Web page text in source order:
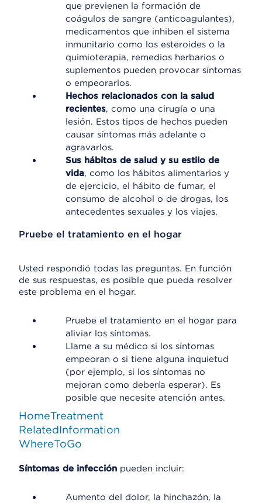
que previenen la formación de
coágulos de sangre (anticoagulantes),
medicamentos que inhiben el sistema
inmunitario como los esteroides o la
quimioterapia, remedios herbarios o
suplementos pueden provocar síntomas
o empeorarlos.
Hechos relacionados con la salud
recientes, como una cirugía o una
lesión. Estos tipos de hechos pueden
causar síntomas más adelante o
agravarlos.
Sus hábitos de salud y su estilo de
vida, como los hábitos alimentarios y
de ejercicio, el hábito de fumar, el
consumo de alcohol o de drogas, los
antecedentes sexuales y los viajes.
Pruebe el tratamiento en el hogar
Usted respondió todas las preguntas. En función
de sus respuestas, es posible que pueda resolver
este problema en el hogar.
Pruebe el tratamiento en el hogar para
aliviar los síntomas.
Llame a su médico si los síntomas
empeoran o si tiene alguna inquietud
(por ejemplo, si los síntomas no
mejoran como debería esperar). Es
posible que necesite atención antes.
HomeTreatment
RelatedInformation
WhereToGo
Síntomas de infección pueden incluir:
Aumento del dolor, la hinchazón, la